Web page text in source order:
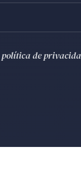
política de